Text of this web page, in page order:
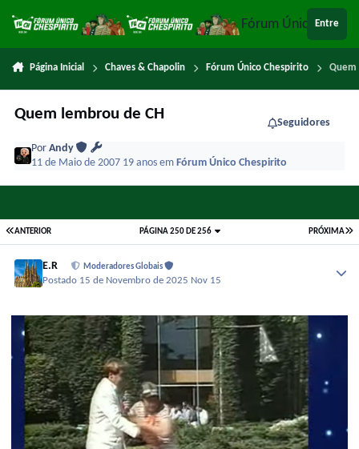
Fórum ÚnicoEntre
Página Inicial Chaves & Chapolin Fórum Único Chespirito Quem
Quem lembrou de CH
Seguidores
PorAndy
11 de Maio de 2007 19 anosem Fórum Único Chespirito
ANTERIOR PRÓXIMA
PÁGINA 250 DE 256
E.R Moderadores Globais
Postado 15 de Novembro de 2025 Nov 15